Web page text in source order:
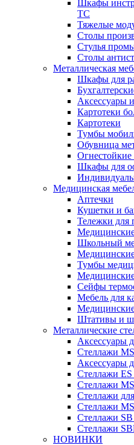
Шкафы
TC
Тяжелые
Столы
Стулья
Столы
Металлическая
Шкафы для
Аксессуары
Картотеки
Картотеки
Тумбы
Обувница
Шкафы для
Медицинская
Аптечки
Кушетки и
Тележки для
Школьный
Тумбы
Сейфы
Мебель для
Штативы и
Металлические
Аксессуары
Стеллажи
Аксессуары
Стеллажи ES
Стеллажи
Стеллажи
Стеллажи
Стеллажи
Стеллажи
НОВИНКИ